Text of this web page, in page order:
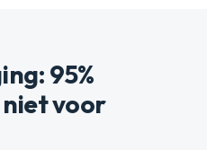
95%
voor